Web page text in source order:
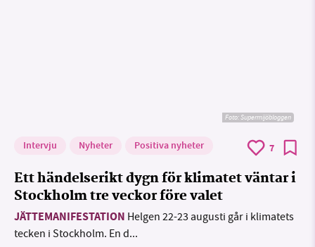
Foto: Supermijöbloggen
Intervju Nyheter Positiva nyheter 7
Ett händelserikt dygn för klimatet väntar i
Stockholm tre veckor före valet
JÄTTEMANIFESTATION Helgen 22-23 augusti går i klimatets
tecken i Stockholm. En d...